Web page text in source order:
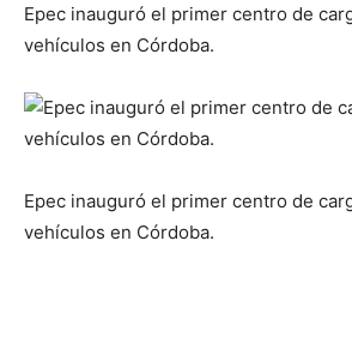
Epec inauguró el primer centro de
vehículos en Córdoba.
Epec inauguró el primer centro de
vehículos en Córdoba.